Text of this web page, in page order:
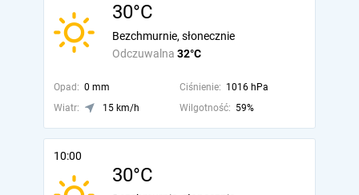
30°C
Odczuwalna 32°C
Bezchmurnie, słonecznie
Opad: 0 mm Ciśnienie: 1016 hPa
Wiatr:
15 km/h Wilgotność: 59%
10:00
30°C